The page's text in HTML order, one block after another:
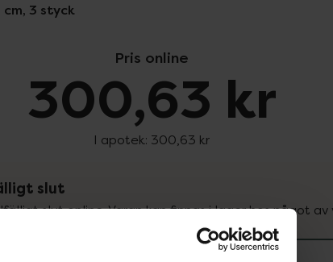
3 styck
Pris online
300,63 kr
I apotek: 300,63 kr
slut
slut online. Varan kan finnas i lager hos något av
Se lagerstatus på apotek